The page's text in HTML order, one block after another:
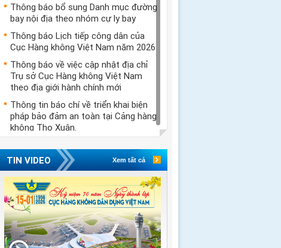
Thông báo bổ sung Danh mục đường
bay nội địa theo nhóm cự ly bay
Thông báo Lịch tiếp công dân của
Cục Hàng không Việt Nam năm 2026
Thông báo về việc cập nhật địa chỉ
Trụ sở Cục Hàng không Việt Nam
theo địa giới hành chính mới
Thông tin báo chí về triển khai biện
pháp bảo đảm an toàn tại Cảng hàng
không Thọ Xuân.
TIN VIDEO Xem tất cả